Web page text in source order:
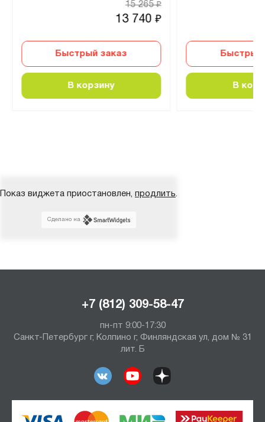
13 740₽
15 265₽
Быстрый заказ
В корзину
Быстрый
В
Показ виджета приостановлен, продлить.
Сделано на
+7 (812) 309-58-47
пн-пт 9:00-17:30
Санкт-Петербург г, Колпино г, Финляндская ул, дом № 31
лит. Б